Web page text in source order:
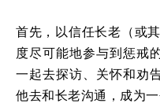
首先，以信任长老（或
度尽可能地参与到惩戒
一起去探访、关怀和劝
他去和长老沟通，成为